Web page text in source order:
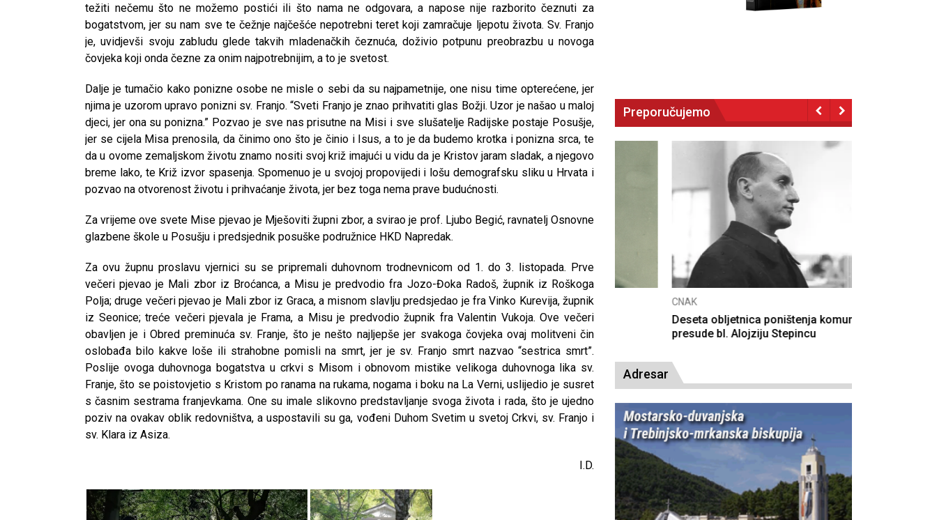
težiti nečemu što ne možemo postići ili što nama ne odgovara, a napose nije razborito čeznuti za
bogatstvom, jer su nam sve te čežnje najčešće nepotrebni teret koji zamračuje ljepotu života. Sv. Franjo
je, uvidjevši svoju zabludu glede takvih mladenačkih čeznuća, doživio potpunu preobrazbu u novoga
čovjeka koji onda čezne za onim najpotrebnijim, a to je svetost.
Dalje je tumačio kako ponizne osobe ne misle o sebi da su najpametnije, one nisu time opterećene, jer
njima je uzorom upravo ponizni sv. Franjo. “Sveti Franjo je znao prihvatiti glas Božji. Uzor je našao u maloj
djeci, jer ona su ponizna.” Pozvao je sve nas prisutne na Misi i sve slušatelje Radijske postaje Posušje,
jer se cijela Misa prenosila, da činimo ono što je činio i Isus, a to je da budemo krotka i ponizna srca, te
da u ovome zemaljskom životu znamo nositi svoj križ imajući u vidu da je Kristov jaram sladak, a njegovo
breme lako, te Križ izvor spasenja. Spomenuo je u svojoj propovijedi i lošu demografsku sliku u Hrvata i
pozvao na otvorenost životu i prihvaćanje života, jer bez toga nema prave budućnosti.
Za vrijeme ove svete Mise pjevao je Mješoviti župni zbor, a svirao je prof. Ljubo Begić, ravnatelj Osnovne
glazbene škole u Posušju i predsjednik posuške podružnice HKD Napredak.
Za ovu župnu proslavu vjernici su se pripremali duhovnom trodnevnicom od 1. do 3. listopada. Prve
večeri pjevao je Mali zbor iz Broćanca, a Misu je predvodio fra Jozo-Đoka Radoš, župnik iz Roškoga
Polja; druge večeri pjevao je Mali zbor iz Graca, a misnom slavlju predsjedao je fra Vinko Kurevija, župnik
iz Seonice; treće večeri pjevala je Frama, a Misu je predvodio župnik fra Valentin Vukoja. Ove večeri
obavljen je i Obred preminuća sv. Franje, što je nešto najljepše jer svakoga čovjeka ovaj molitveni čin
oslobađa bilo kakve loše ili strahobne pomisli na smrt, jer je sv. Franjo smrt nazvao “sestrica smrt”.
Poslije ovoga duhovnoga bogatstva u crkvi s Misom i obnovom mistike velikoga duhovnoga lika sv.
Franje, što se poistovjetio s Kristom po ranama na rukama, nogama i boku na La Verni, uslijedio je susret
s časnim sestrama franjevkama. One su imale slikovno predstavljanje svoga života i rada, što je ujedno
poziv na ovakav oblik redovništva, a uspostavili su ga, vođeni Duhom Svetim u svetoj Crkvi, sv. Franjo i
sv. Klara iz Asiza.
I.D.
Preporučujemo
CNAK
Kad se nasilje pretvara u optužnicu
CNAK
Smrtovdan nadbiskupa Petra Čule
Deseta obljetnica poništenja komunističke
presude bl. Alojziju Stepincu
Adresar